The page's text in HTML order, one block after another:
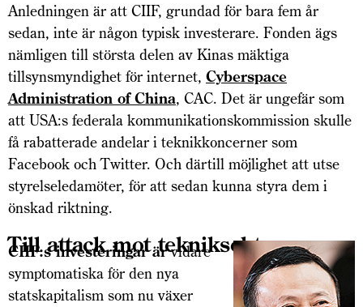
Anledningen är att CIIF, grundad för bara fem år
sedan, inte är någon typisk investerare. Fonden ägs
nämligen till största delen av Kinas mäktiga
tillsynsmyndighet för internet, Cyberspace
Administration of China, CAC. Det är ungefär som
att USA:s federala kommunikationskommission skulle
få rabatterade andelar i teknikkoncerner som
Facebook och Twitter. Och därtill möjlighet att utse
styrelseledamöter, för att sedan kunna styra dem i
önskad riktning.
Till attack mot tekniksektorn
CIIF:s investeringar ärvidare
symptomatiska för den nya
statskapitalism som nu växer